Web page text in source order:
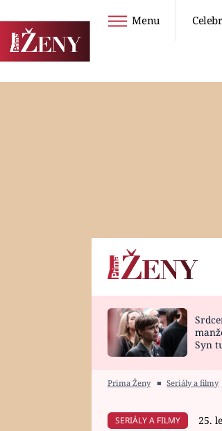
Menu
Horoskopy
HOROSKOP NA
Syn
Prima Ženy ■ Seriály a filmy
SERIÁLY A FILMY 25.